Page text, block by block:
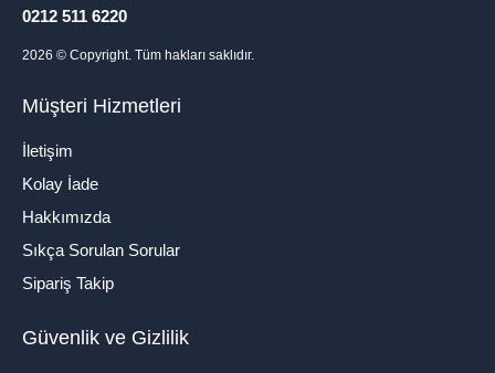
0212 511 6220
2026 © Copyright. Tüm hakları saklıdır.
Müşteri Hizmetleri
İletişim
Kolay İade
Hakkımızda
Sıkça Sorulan Sorular
Sipariş Takip
Güvenlik ve Gizlilik